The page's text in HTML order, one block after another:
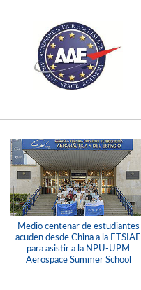
Medio centenar de estudiantes
acuden desde China a la ETSIAE
para asistir a la NPU-UPM
Aerospace Summer School